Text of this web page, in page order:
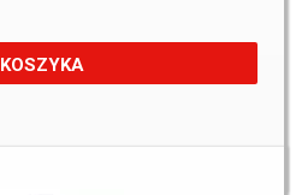
4 Szt.